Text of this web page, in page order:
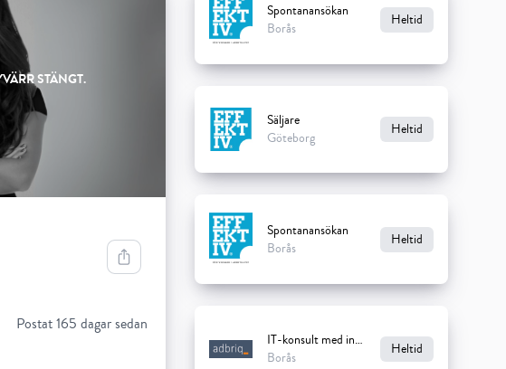
Postat 165 dagar sedan
Spontanansökan
Borås
Heltid
Säljare
Göteborg
Heltid
Spontanansökan
Borås
Heltid
IT-konsult med inriktning Ekonomi till adbriq
Borås
Heltid